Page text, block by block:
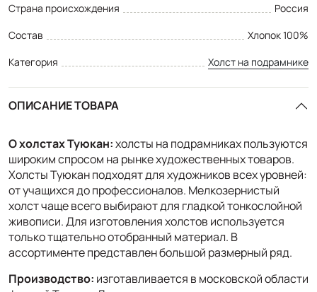
Страна происхождения
Россия
Состав
Хлопок 100%
Категория
Холст на подрамнике
ОПИСАНИЕ ТОВАРА
О холстах Туюкан:холсты на подрамниках пользуются
широким спросом на рынке художественных товаров.
Холсты Туюкан подходят для художников всех уровней:
от учащихся до профессионалов. Мелкозернистый
холст чаще всего выбирают для гладкой тонкослойной
живописи. Для изготовления холстов используется
только тщательно отобранный материал. В
ассортименте представлен большой размерный ряд.
Производство: изготавливается в московской области